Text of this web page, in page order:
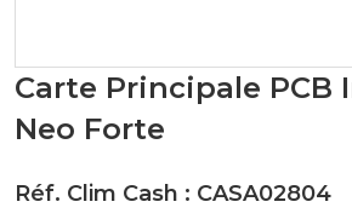
Carte Principale PCB
Neo Forte
Réf. Clim Cash : CASA02804